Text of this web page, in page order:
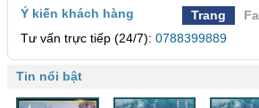
Ý kiến khách hàng Trang
Tư vấn trực tiếp (24/7): 0788399889
Tin nổi bật